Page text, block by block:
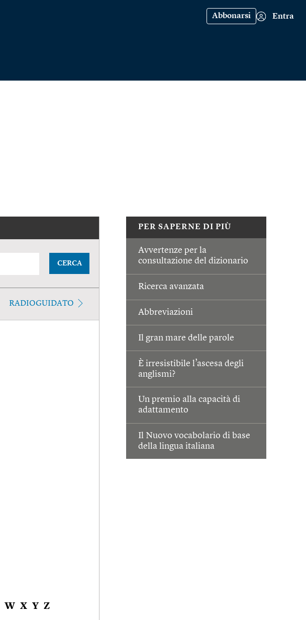
Abbonarsi Entra
PER SAPERNE DI PIÙ
Avvertenze per la
consultazione del dizionario
Ricerca avanzata
Abbreviazioni
Il gran mare delle parole
È irresistibile l’ascesa degli
anglismi?
Un premio alla capacità di
adattamento
Il Nuovo vocabolario di base
della lingua italiana
CERCA
RADIOGUIDATO
W X Y Z